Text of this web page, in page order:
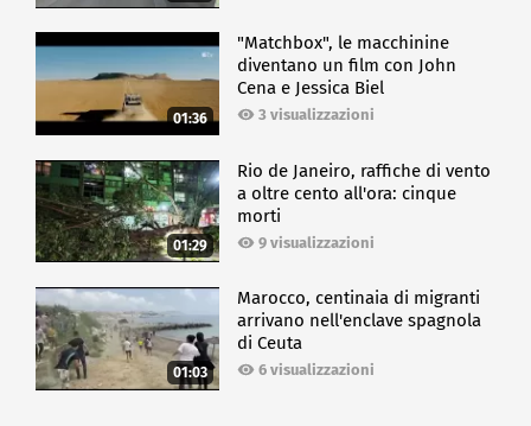
01:36
"Matchbox", le macchinine
diventano un film con John
Cena e Jessica Biel
3 visualizzazioni
01:29
Rio de Janeiro, raffiche di vento
a oltre cento all'ora: cinque
morti
9 visualizzazioni
01:03
Marocco, centinaia di migranti
arrivano nell'enclave spagnola
di Ceuta
6 visualizzazioni